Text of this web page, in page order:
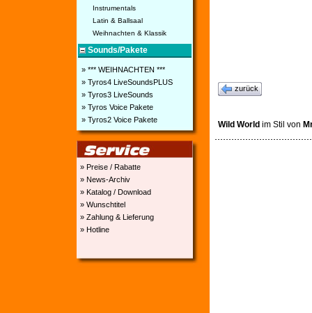
Instrumentals
Latin & Ballsaal
Weihnachten & Klassik
Sounds/Pakete
» *** WEIHNACHTEN ***
» Tyros4 LiveSoundsPLUS
» Tyros3 LiveSounds
» Tyros Voice Pakete
» Tyros2 Voice Pakete
» Preise / Rabatte
» News-Archiv
» Katalog / Download
» Wunschtitel
» Zahlung & Lieferung
» Hotline
zurück
Wild World im Stil von